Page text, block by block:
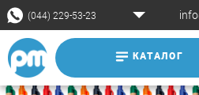
(044) 229-53-23
КАТАЛОГ